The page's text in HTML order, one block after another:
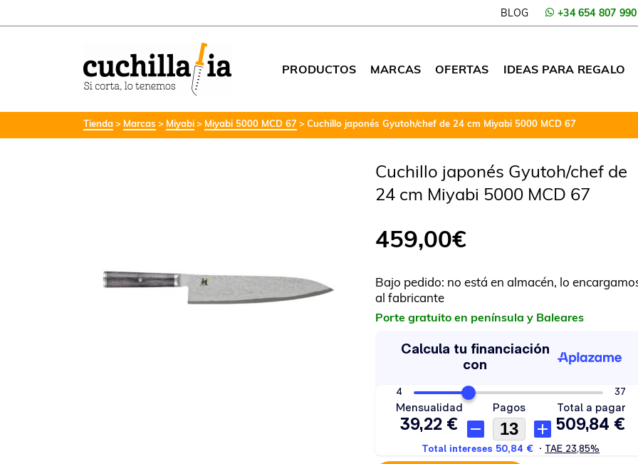
BLOG +34 654 807 990
PRODUCTOS MARCAS OFERTAS IDEAS PARA REGALO
Tienda Marcas Miyabi Miyabi 5000 MCD 67 Cuchillo japonés Gyutoh/chef de 24 cm Miyabi 5000 MCD 67
Cuchillo japonés Gyutoh/chef de
24 cm Miyabi 5000 MCD 67
459,00€
Bajo pedido: no está en almacén, lo
al fabricante
Porte gratuito en península y Baleares